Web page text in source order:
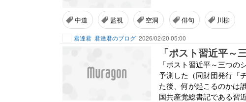
中道 監視 空洞 俳句 川柳
君達君 君達君のブログ 2026/02/20 05:00
「ポスト習近平～三つ
予測した（同財団発行『
た後、何が起こるのかは
国共産党総書記である習